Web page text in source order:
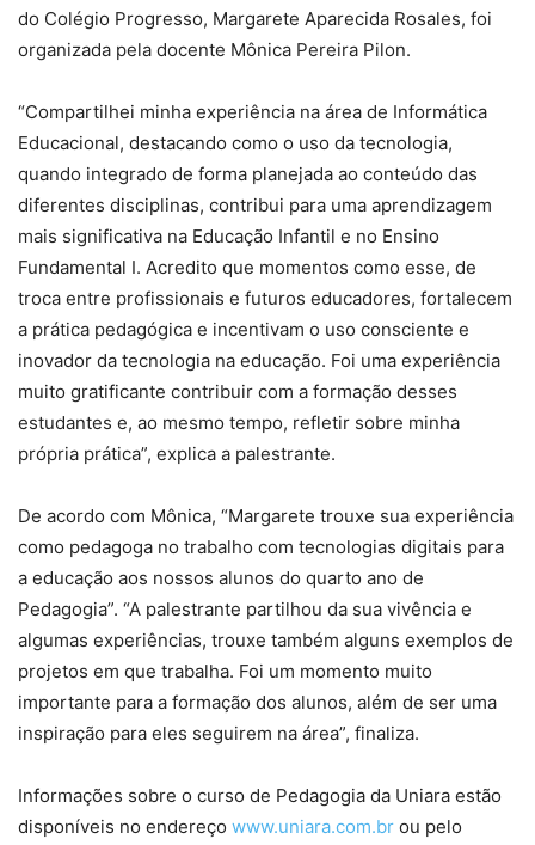
do Colégio Progresso, Margarete Aparecida Rosales, foi
organizada pela docente Mônica Pereira Pilon.
“Compartilhei minha experiência na área de Informática
Educacional, destacando como o uso da tecnologia,
quando integrado de forma planejada ao conteúdo das
diferentes disciplinas, contribui para uma aprendizagem
mais significativa na Educação Infantil e no Ensino
Fundamental I. Acredito que momentos como esse, de
troca entre profissionais e futuros educadores, fortalecem
a prática pedagógica e incentivam o uso consciente e
inovador da tecnologia na educação. Foi uma experiência
muito gratificante contribuir com a formação desses
estudantes e, ao mesmo tempo, refletir sobre minha
própria prática”, explica a palestrante.
De acordo com Mônica, “Margarete trouxe sua experiência
como pedagoga no trabalho com tecnologias digitais para
a educação aos nossos alunos do quarto ano de
Pedagogia”. “A palestrante partilhou da sua vivência e
algumas experiências, trouxe também alguns exemplos de
projetos em que trabalha. Foi um momento muito
importante para a formação dos alunos, além de ser uma
inspiração para eles seguirem na área”, finaliza.
Informações sobre o curso de Pedagogia da Uniara estão
disponíveis no endereço www.uniara.com.br ou pelo